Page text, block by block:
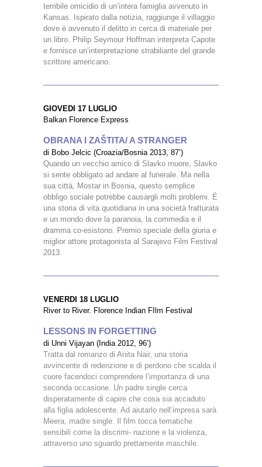
terribile omicidio di un’intera famiglia avvenuto in
Kansas. Ispirato dalla notizia, raggiunge il villaggio
dove è avvenuto il delitto in cerca di materiale per
un libro. Philip Seymour Hoffman interpreta Capote
e fornisce un’interpretazione strabiliante del grande
scrittore americano.
GIOVEDI 17 LUGLIO
Balkan Florence Express
OBRANA I ZAŠTITA/ A STRANGER
di Bobo Jelcic (Croazia/Bosnia 2013, 87’)
Quando un vecchio amico di Slavko muore, Slavko
si sente obbligato ad andare al funerale. Ma nella
sua città, Mostar in Bosnia, questo semplice
obbligo sociale potrebbe causargli molti problemi. É
una storia di vita quotidiana in una società fratturata
e un mondo dove la paranoia, la commedia e il
dramma co-esistono. Premio speciale della giuria e
miglior attore protagonista al Sarajevo Film Festival
2013.
VENERDI 18 LUGLIO
River to River. Florence Indian FIlm Festival
LESSONS IN FORGETTING
di Unni Vijayan (India 2012, 96’)
Tratta dal romanzo di Anita Nair, una storia
avvincente di redenzione e di perdono che scalda il
cuore facendoci comprendere l’importanza di una
seconda occasione. Un padre single cerca
disperatamente di capire che cosa sia accaduto
alla figlia adolescente. Ad aiutarlo nell’impresa sarà
Meera, madre single. Il film tocca tematiche
sensibili come la discrimi- nazione e la violenza,
attraverso uno sguardo prettamente maschile.